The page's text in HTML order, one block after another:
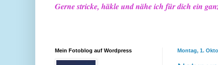
Gerne stricke, häkle und nähe ich für dich ein
Montag, 1.
Mein Fotoblog auf Wordpress